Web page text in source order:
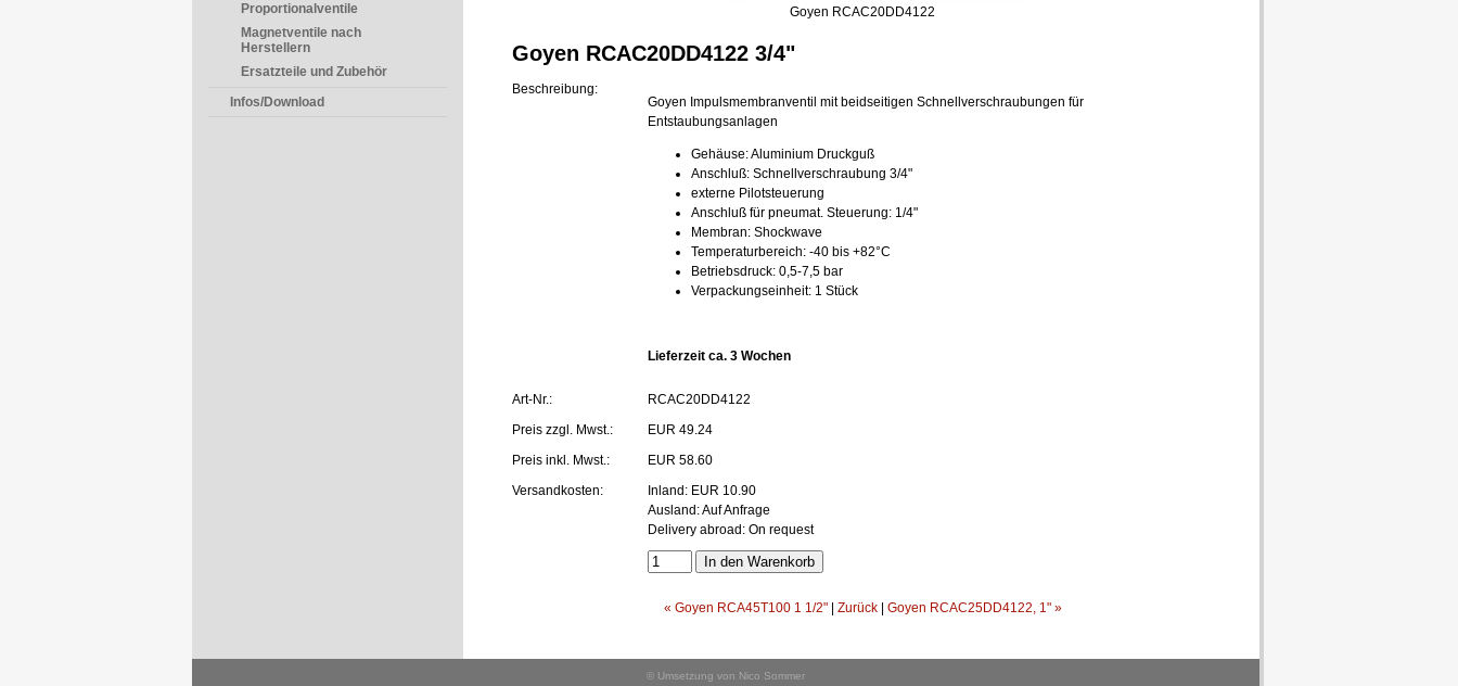
Proportionalventile
Magnetventile nach
Herstellern
Ersatzteile und Zubehör
Infos/Download
Goyen RCAC20DD4122
Goyen RCAC20DD4122 3/4"
Beschreibung:
Goyen Impulsmembranventil mit beidseitigen Schnellverschraubungen für
Entstaubungsanlagen
Gehäuse: Aluminium Druckguß
Anschluß: Schnellverschraubung 3/4"
externe Pilotsteuerung
Anschluß für pneumat. Steuerung: 1/4"
Membran: Shockwave
Temperaturbereich: -40 bis +82°C
Betriebsdruck: 0,5-7,5 bar
Verpackungseinheit: 1 Stück
Lieferzeit ca. 3 Wochen
Art-Nr.:
RCAC20DD4122
Preiszzgl. Mwst.:
EUR 49.24
Preisinkl. Mwst.:
EUR 58.60
Versandkosten:
Inland: EUR 10.90
Ausland: Auf Anfrage
Delivery abroad: On request
« Goyen RCA45T100 1 1/2"| Zurück| Goyen RCAC25DD4122, 1" »
© Umsetzung von Nico Sommer